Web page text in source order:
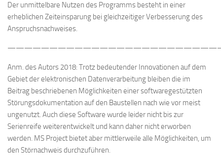
Der unmittelbare Nutzen des Programms besteht in einer
erheblichen Zeiteinsparung bei gleichzeitiger Verbesserung des
Anspruchsnachweises.
Anm. des Autors 2018: Trotz bedeutender Innovationen auf dem
Gebiet der elektronischen Datenverarbeitung bleiben die im
Beitrag beschriebenen Möglichkeiten einer softwaregestützten
Störungsdokumentation auf den Baustellen nach wie vor meist
ungenutzt. Auch diese Software wurde leider nicht bis zur
Serienreife weiterentwickelt und kann daher nicht erworben
werden. MS Project bietet aber mittlerweile alle Möglichkeiten, um
den Störnachweis durchzuführen.